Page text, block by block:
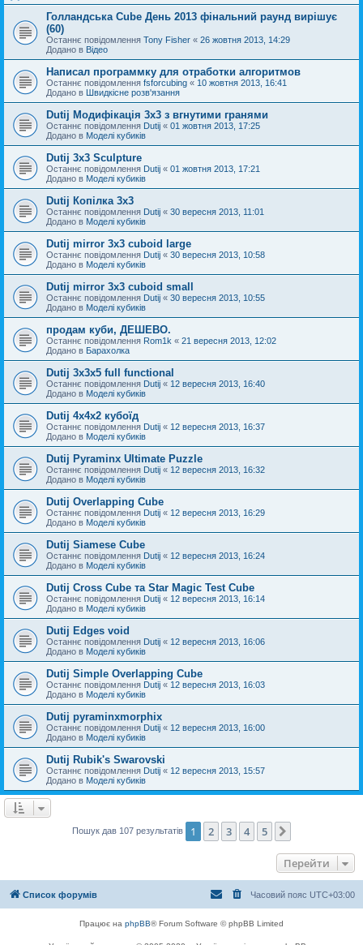
Голландська Cube День 2013 фінальний раунд вирішує
(60)
Останнє повідомлення Tony Fisher « 26 жовтня 2013, 14:29
Додано в Відео
Написал программку для отработки алгоритмов
Останнє повідомлення fsforcubing « 10 жовтня 2013, 16:41
Додано в Швидкісне розв'язання
Dutij Модифікація 3х3 з вгнутими гранями
Останнє повідомлення Dutij « 01 жовтня 2013, 17:25
Додано в Моделі кубиків
Dutij 3x3 Sculpture
Останнє повідомлення Dutij « 01 жовтня 2013, 17:21
Додано в Моделі кубиків
Dutij Копілка 3х3
Останнє повідомлення Dutij « 30 вересня 2013, 11:01
Додано в Моделі кубиків
Dutij mirror 3x3 cuboid large
Останнє повідомлення Dutij « 30 вересня 2013, 10:58
Додано в Моделі кубиків
Dutij mirror 3х3 cuboid small
Останнє повідомлення Dutij « 30 вересня 2013, 10:55
Додано в Моделі кубиків
продам куби, ДЕШЕВО.
Останнє повідомлення Rom1k « 21 вересня 2013, 12:02
Додано в Барахолка
Dutij 3х3х5 full functional
Останнє повідомлення Dutij « 12 вересня 2013, 16:40
Додано в Моделі кубиків
Dutij 4х4х2 кубоїд
Останнє повідомлення Dutij « 12 вересня 2013, 16:37
Додано в Моделі кубиків
Dutij Pyraminx Ultimate Puzzle
Останнє повідомлення Dutij « 12 вересня 2013, 16:32
Додано в Моделі кубиків
Dutij Overlapping Cube
Останнє повідомлення Dutij « 12 вересня 2013, 16:29
Додано в Моделі кубиків
Dutij Siamese Cube
Останнє повідомлення Dutij « 12 вересня 2013, 16:24
Додано в Моделі кубиків
Dutij Cross Cube та Star Magic Test Cube
Останнє повідомлення Dutij « 12 вересня 2013, 16:14
Додано в Моделі кубиків
Dutij Edges void
Останнє повідомлення Dutij « 12 вересня 2013, 16:06
Додано в Моделі кубиків
Dutij Simple Overlapping Cube
Останнє повідомлення Dutij « 12 вересня 2013, 16:03
Додано в Моделі кубиків
Dutij pyraminxmorphix
Останнє повідомлення Dutij « 12 вересня 2013, 16:00
Додано в Моделі кубиків
Dutij Rubik's Swarovski
Останнє повідомлення Dutij « 12 вересня 2013, 15:57
Додано в Моделі кубиків
Пошук дав 107 результатів 1 2 3 4 5
Перейти
Список форумів Часовий пояс UTC+03:00
Працює на phpBB® Forum Software © phpBB Limited